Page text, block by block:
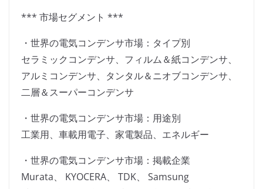
*** 市場セグメント ***
・世界の電気コンデンサ市場：タイプ別
セラミックコンデンサ、フィルム＆紙コンデンサ、
アルミコンデンサ、タンタル＆ニオブコンデンサ、
二層＆スーパーコンデンサ
・世界の電気コンデンサ市場：用途別
工業用、車載用電子、家電製品、エネルギー
・世界の電気コンデンサ市場：掲載企業
Murata、 KYOCERA、 TDK、 Samsung